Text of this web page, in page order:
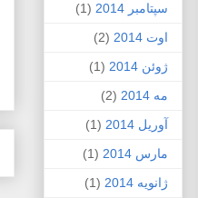
سپتامبر 2014
(1)
اوت 2014
(2)
ژوئن 2014
(1)
مه 2014
(2)
آوریل 2014
(1)
مارس 2014
(1)
ژانویه 2014
(1)